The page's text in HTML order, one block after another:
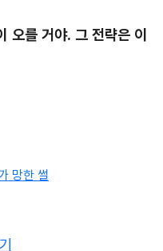
오를 거야. 그 전략은 이
망한 썰